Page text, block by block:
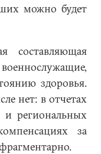
можно будет
составляющая
здоровья.
нет: в отчетах
и региональных
за